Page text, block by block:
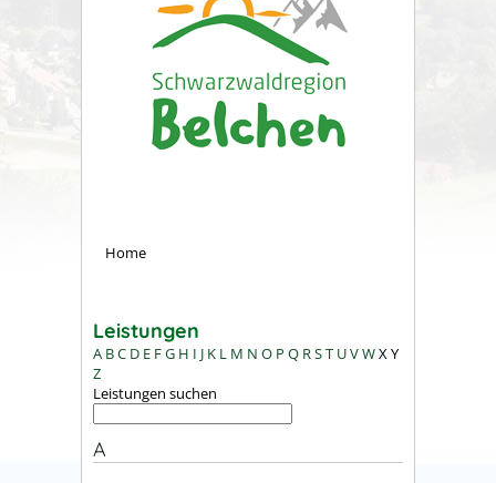
Home
Leistungen
A BC D E FG H I J K L M N O P Q RST UVWXY
Z
Leistungen suchen
A